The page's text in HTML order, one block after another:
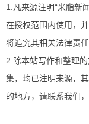
1.凡来源注明“米脂新
在授权范围内使用，
将追究其相关法律责任
2.除本站写作和整理
集，均已注明来源，
的地方，请联系我们